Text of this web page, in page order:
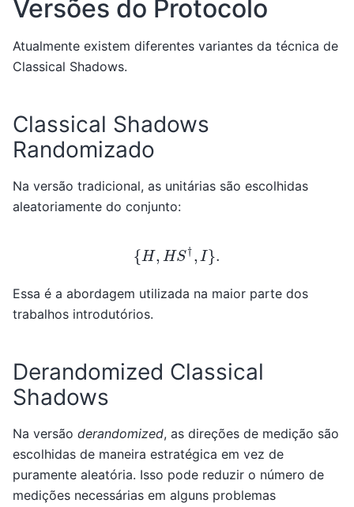
Versões do Protocolo
Atualmente existem diferentes variantes da técnica de
Classical Shadows.
Classical Shadows
Randomizado
Na versão tradicional, as unitárias são escolhidas
aleatoriamente do conjunto:
{H HS† I}.
Essa é a abordagem utilizada na maior parte dos
trabalhos introdutórios.
Derandomized Classical
Shadows
Na versão derandomized, as direções de medição são
escolhidas de maneira estratégica em vez de
puramente aleatória. Isso pode reduzir o número de
medições necessárias em alguns problemas